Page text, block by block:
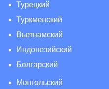
Турецкий
Туркменский
Вьетнамский
Индонезийский
Болгарский
Монгольский